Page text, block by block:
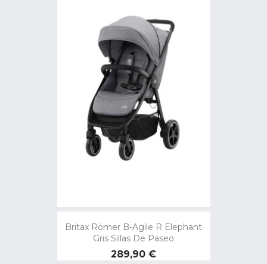
Britax Römer B-Agile R Elephant
Gris Sillas De Paseo
Precio
289,90 €